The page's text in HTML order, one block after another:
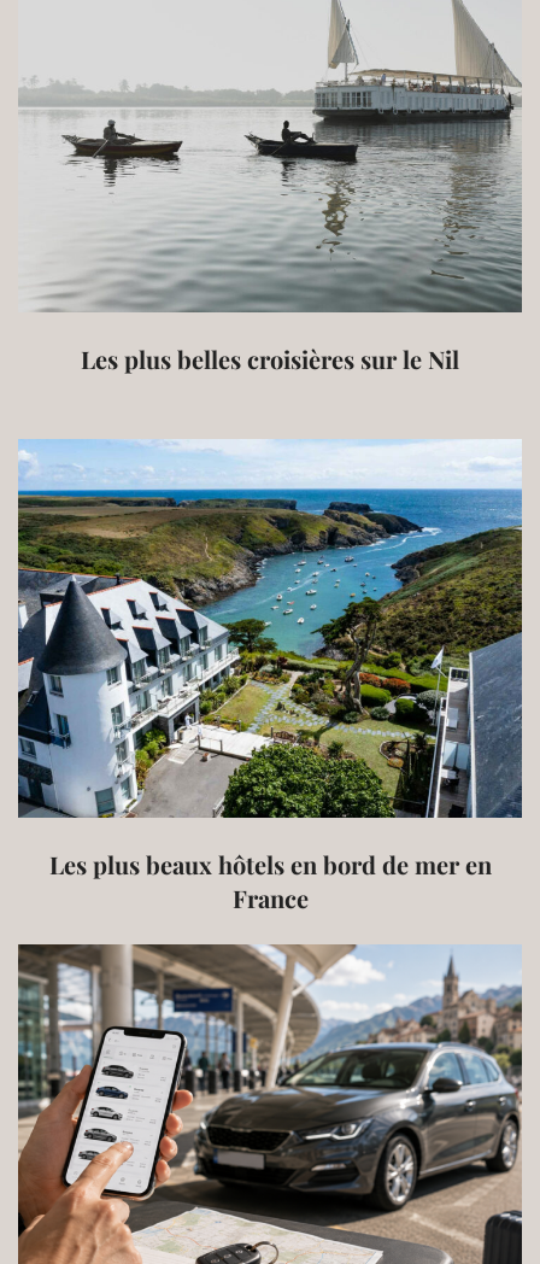
Les plus belles croisières sur le Nil
Les plus beaux hôtels en bord de mer en
France